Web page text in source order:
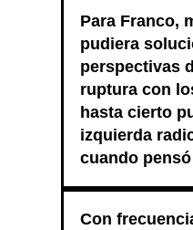
Para Franco,
pudiera
perspectivas
ruptura con
hasta cierto
izquierda
cuando
Con